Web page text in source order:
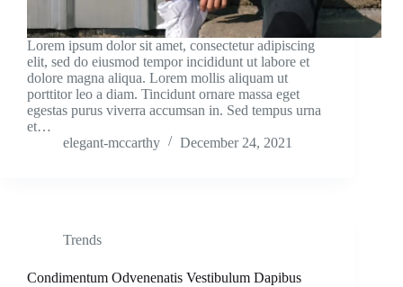
Lorem ipsum dolor sit amet, consectetur adipiscing
elit, sed do eiusmod tempor incididunt ut labore et
dolore magna aliqua. Lorem mollis aliquam ut
porttitor leo a diam. Tincidunt ornare massa eget
egestas purus viverra accumsan in. Sed tempus urna
et…
elegant-mccarthy
December 24, 2021
Trends
Condimentum Odvenenatis Vestibulum Dapibus